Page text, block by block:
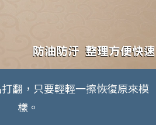
翻，只要輕輕一擦恢復原來模
樣。